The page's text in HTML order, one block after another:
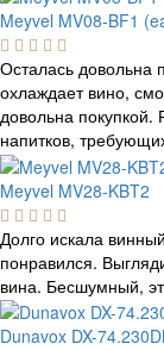
Meyvel MV08-BF1
Осталась довольна
охлаждает вино,
довольна
напитков,
Meyvel MV28-KBT2
Долго искала
понравился.
вина. Бесшумный,
Dunavox DX-